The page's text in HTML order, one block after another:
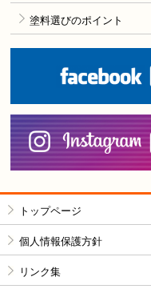
塗料選びのポイント
トップページ
個人情報保護方針
リンク集